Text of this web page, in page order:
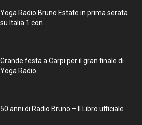
Yoga Radio Bruno Estate in prima serata
su Italia 1 con...
Grande festa a Carpi per il gran finale di
Yoga Radio...
50 anni di Radio Bruno – Il Libro ufficiale